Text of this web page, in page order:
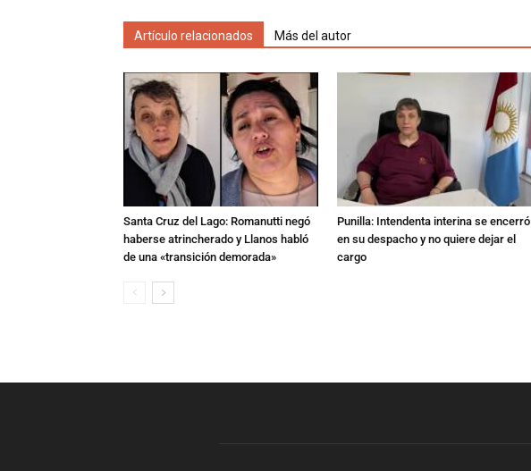
Artículo relacionados Más del autor
Santa Cruz del Lago: Romanutti negó
haberse atrincherado y Llanos habló
de una «transición demorada»
Punilla: Intendenta interina se encerró
en su despacho y no quiere dejar el
cargo